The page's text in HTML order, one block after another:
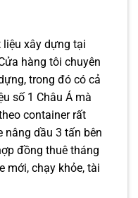
liệu xây dựng tại
hàng tôi chuyên
trong đó có cả
số 1 Châu Á mà
container rất
nâng dầu 3 tấn bên
đồng thuê tháng
mới, chạy khỏe, tài